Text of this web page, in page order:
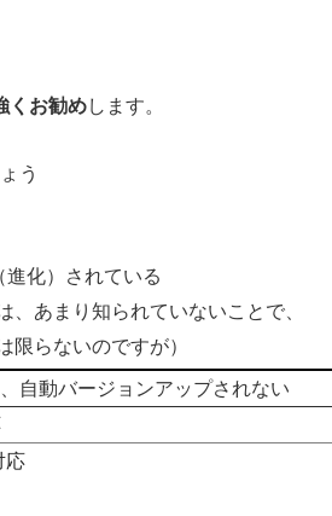
くお勧めします。
う
化）されている
、あまり知られていないことで、
限らないのですが）
自動バージョンアップされない
応